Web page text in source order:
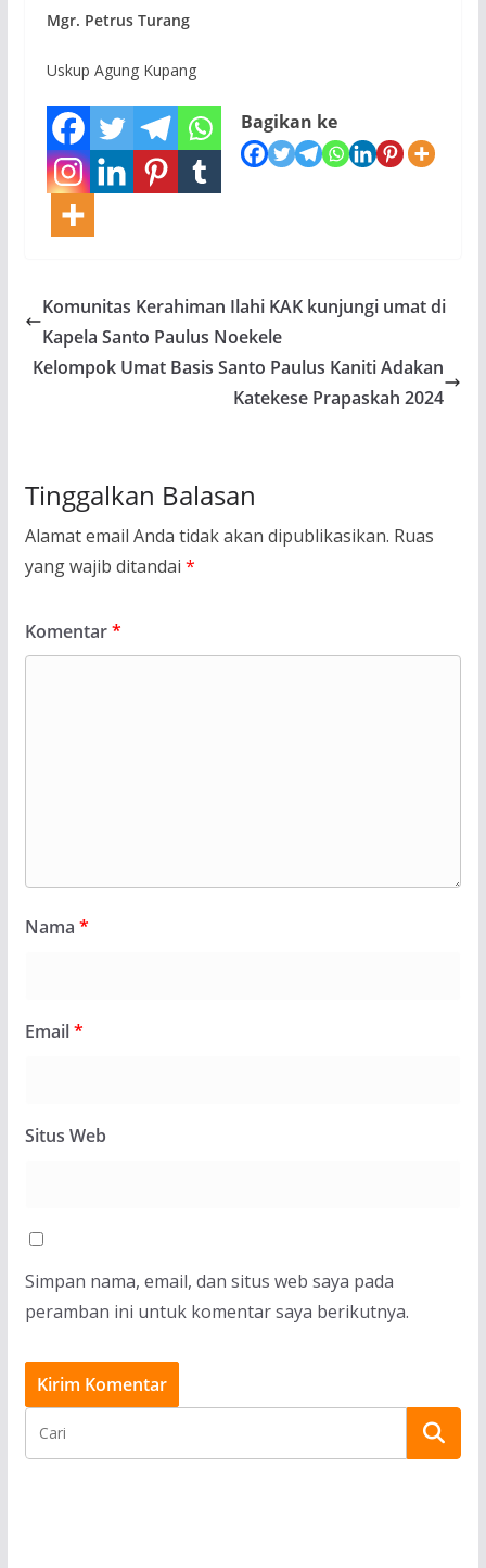
Mgr. Petrus Turang
Uskup Agung Kupang
Bagikan ke
Komunitas Kerahiman Ilahi KAK kunjungi umat di
Kapela Santo Paulus Noekele
Kelompok Umat Basis Santo Paulus Kaniti Adakan
Katekese Prapaskah 2024
Tinggalkan Balasan
Alamat email Anda tidak akan dipublikasikan. Ruas
yang wajib ditandai *
Komentar*
Nama *
Email*
Situs Web
Simpan nama, email, dan situs web saya pada
peramban ini untuk komentar saya berikutnya.